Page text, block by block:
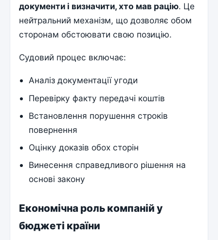
документи і визначити, хто мав рацію. Це
нейтральний механізм, що дозволяє обом
сторонам обстоювати свою позицію.
Судовий процес включає:
Аналіз документації угоди
Перевірку факту передачі коштів
Встановлення порушення строків
повернення
Оцінку доказів обох сторін
Винесення справедливого рішення на
основі закону
Економічна роль компаній у
бюджеті країни